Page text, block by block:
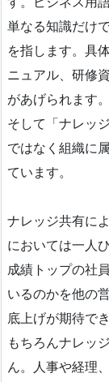
単なる知識だけ
を指します。具
ニュアル、研修
があげられます。
そして「ナレッ
ではなく組織に
ています。
ナレッジ共有に
においては一人
成績トップの社
いるのかを他の
底上げが期待でき
もちろんナレッ
ん。人事や経理